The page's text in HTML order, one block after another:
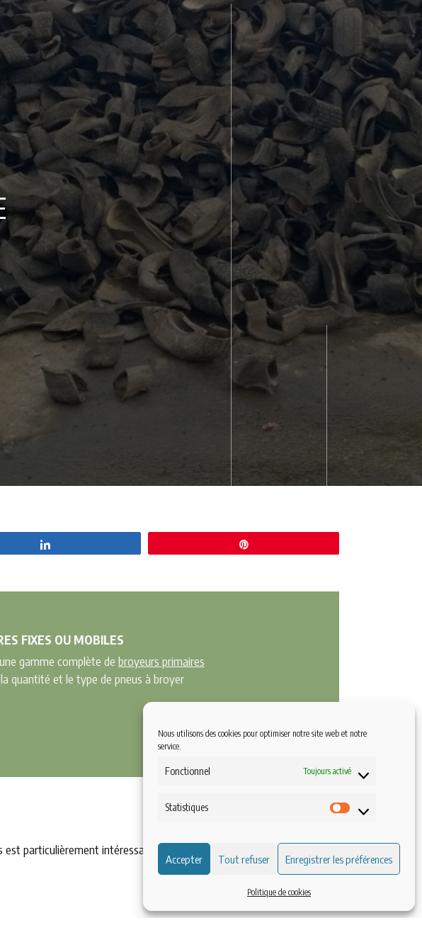
Nous utilisons des cookies pour optimiser notre site web et notre
service.
Fonctionnel Toujours activé
Statistiques Statistiques
Accepter Tout refuser Enregistrer les préférences
Politique de cookies
FIXES OU MOBILES
gamme complète de broyeurs primaires
quantité et le type de pneus à broyer
particulièrement intéressante en permettant de multiplier par deux